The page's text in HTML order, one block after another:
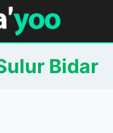
Bidar